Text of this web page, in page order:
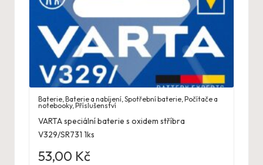
Baterie,Baterie a nabíjení,Spotřební baterie,Počítače a
notebooky,Příslušenství
VARTA speciální baterie s oxidem stříbra
V329/SR731 1ks
53,00 Kč